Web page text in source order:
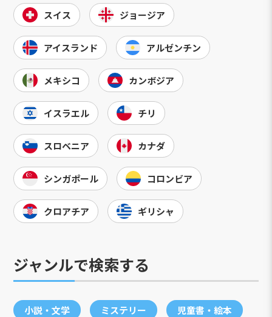
スイス ジョージア
アイスランド アルゼンチン
メキシコ カンボジア
イスラエル チリ
スロベニア カナダ
シンガポール コロンビア
クロアチア ギリシャ
ジャンルで検索する
小説・文学 ミステリー 児童書・絵本